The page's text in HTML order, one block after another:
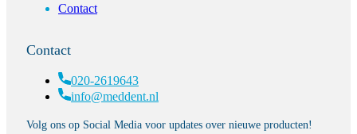
Contact
Contact
020-2619643
info@meddent.nl
Volg ons op Social Media voor updates over nieuwe producten!